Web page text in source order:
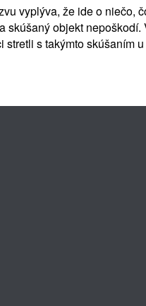
vyplýva, že ide o niečo,
skúšaný objekt nepoškodí.
stretli s takýmto skúšaním